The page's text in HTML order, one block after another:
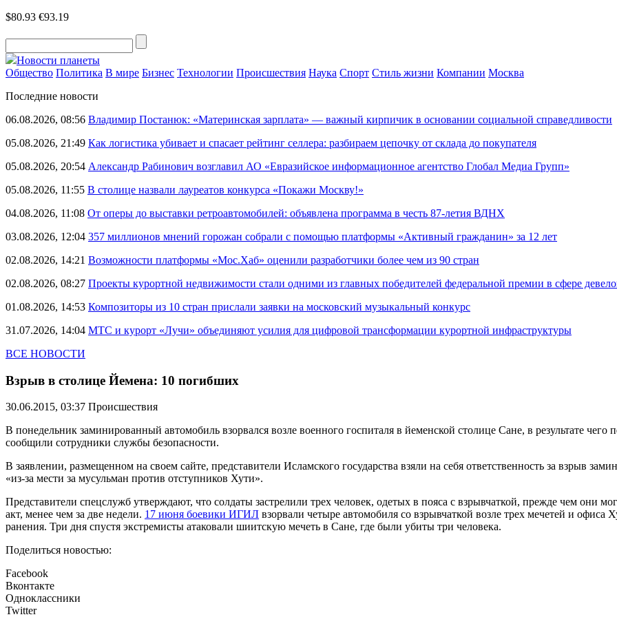
$80.93 €93.19
Новости планеты
Общество Политика В мире Бизнес Технологии Происшествия Наука Спорт Стиль жизни Компании Москва
Последние новости
06.08.2026, 08:56 Владимир Постанюк: «Материнская зарплата» — важный кирпичик в основании социальной справедливости
05.08.2026, 21:49 Как логистика убивает и спасает рейтинг селлера: разбираем цепочку от склада до покупателя
05.08.2026, 20:54 Александр Рабинович возглавил АО «Евразийское информационное агентство Глобал Медиа Групп»
05.08.2026, 11:55 В столице назвали лауреатов конкурса «Покажи Москву!»
04.08.2026, 11:08 От оперы до выставки ретроавтомобилей: объявлена программа в честь 87-летия ВДНХ
03.08.2026, 12:04 357 миллионов мнений горожан собрали с помощью платформы «Активный гражданин» за 12 лет
02.08.2026, 14:21 Возможности платформы «Мос.Хаб» оценили разработчики более чем из 90 стран
02.08.2026, 08:27 Проекты курортной недвижимости стали одними из главных победителей федеральной премии в сфере
01.08.2026, 14:53 Композиторы из 10 стран прислали заявки на московский музыкальный конкурс
31.07.2026, 14:04 МТС и курорт «Лучи» объединяют усилия для цифровой трансформации курортной инфраструктуры
ВСЕ НОВОСТИ
Взрыв в столице Йемена: 10 погибших
30.06.2015, 03:37 Происшествия
В понедельник заминированный автомобиль взорвался возле военного госпиталя в йеменской столице Сане, в результате
сообщили сотрудники службы безопасности.
В заявлении, размещенном на своем сайте, представители Исламского государства взяли на себя ответственность за взрыв
«из-за мести за мусульман против отступников Хути».
Представители спецслужб утверждают, что солдаты застрелили трех человек, одетых в пояса с взрывчаткой, прежде чем они
акт, менее чем за две недели. 17 июня боевики ИГИЛ взорвали четыре автомобиля со взрывчаткой возле трех мечетей и
ранения. Три дня спустя экстремисты атаковали шиитскую мечеть в Сане, где были убиты три человека.
Поделиться новостью:
Facebook
Вконтакте
Одноклассники
Twitter